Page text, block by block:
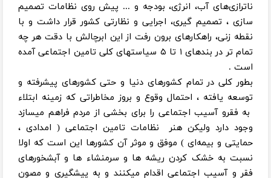
ناترازی‌های آب، انرژی، بودجه و ... پیش روی نظامات تصمیم
سازی ، تصمیم گیری، اجرایی و نظارتی کشور قرار داشت و با
نقطه زنی، راهکارهای برون رفت از این ابرچالش با دقت هر چه
تمام تر در بندهای ۱ تا ۵ سیاستهای کلی تامین اجتماعی آمده
است .
بطور کلی در تمام کشورهای دنیا و حتی کشورهای پیشرفته و
توسعه یافته ، احتمال وقوع و بروز مخاطراتی که زمینه ابتلاء
به فقرو آسیب اجتماعی را برای بخشی از مردم فراهم میسازد
وجود دارد ولیکن هنر نظامات تامین اجتماعی ( امدادی ،
حمایتی و بیمه‌ای ) موفق و موثر آن کشورها این است که اولا
نسبت به خشک کردن ریشه ها و سرمنشاء ها و آبشخورهای
فقر و آسیب اجتماعی اقدام میکنند و به پیشگیری و مصون